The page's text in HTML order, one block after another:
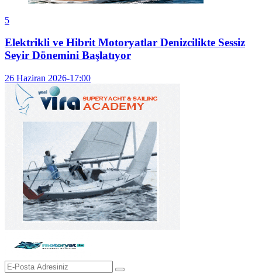
5
Elektrikli ve Hibrit Motoryatlar Denizcilikte Sessiz
Seyir Dönemini Başlatıyor
26 Haziran 2026-17:00